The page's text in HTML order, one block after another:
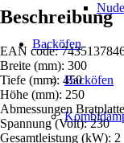
Backöfen
Backöfen
Beschreibung
EAN code:
Breite (mm): 300
Tiefe (mm): 450
Höhe (mm): 250
Abmessungen
Spannung (Volt): 230
Gesamtleistung (kW): 2